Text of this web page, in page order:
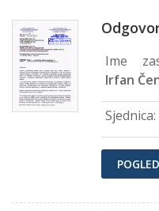
Ime
Irfan
Sjednica: